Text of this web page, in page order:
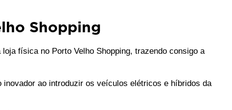
Shopping
física no Porto Velho Shopping, trazendo consigo a
ao introduzir os veículos elétricos e híbridos da